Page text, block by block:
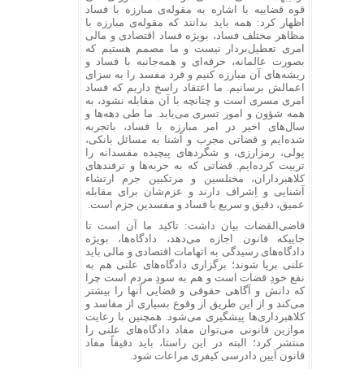
قوه قضاییه با اشاره به مقوله‌ی مبارزه با فساد
اظهار کرد: همه باید بدانند که مقوله‌ی مبارزه با
مظاهر مختلف فساد، بویژه فساد اقتصادی و مالی
امری تعطیل‌بردار نیست و ما مصمم هستیم که
بصورت عالمانه، حرفه‌ای و همه‌جانبه با فساد و
ریشه‌های آن مبارزه کنیم و فرد مفسد را به سزای
اعمالش برسانیم. ما اعتقاد راسخ داریم که فساد
امری مسری است و چنانچه با آن مقابله نشود، به
همه شؤون و امور تسری می‌یابد. ما طی دهه‌ها و
سال‌های اخیر در امر مبارزه با فساد، باتجربه
شده‌ایم و قضاتی مجرب و آشنا به مسائل بانکی،
پولی، رمزارزی، و شگرد‌های پیچیده مفسدانه را
تربیت کرده‌ایم. قضاتی که به حربه‌ها و ترفند‌های
کلاهبرداران، مختلسین و مرتکبین جرم ارتشاء
آشنایی و اِشراف دارند و عزم‌شان برای مقابله
عمیق، دقیق و سریع با فساد و مفسدین جزم است.
قاضی‌القضات بیان داشت: تاکید ما آن است تا
جاییکه قانون اجازه می‌دهد، دادگاه‌ها، بویژه
دادگاه‌های رسیدگی به اتهامات اقتصادی و مالی باید
علنی برپا شوند؛ برگزاری دادگاه‌های علنی هم به
نفع خودِ قضات است و هم به سودِ مردم است چرا
که دانش و آگاهی حقوقی و قضایی آنها را بیشتر
می‌کند و از این طریق از وقوع بسیاری از مفاسد و
کلاهبرداری‌ها پیشگیری می‌شود. همچنین با رعایت
موازین قانونی می‌توان مفاد دادگاه‌های علنی را
منتشر کرد؛ البته در این راستا، باید دقیقاً مفاد
قانون آیین دادرسی کیفری مراعات شود.